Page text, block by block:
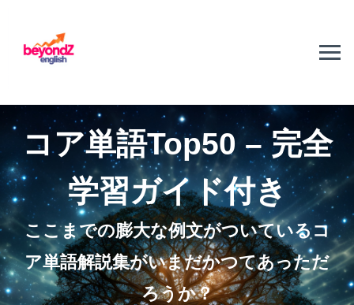
コア単語Top50 – 完全
学習ガイド付き
ここまでの膨大な例文がついているコ
ア単語解説集がいまだかつてあっただ
ろうか？